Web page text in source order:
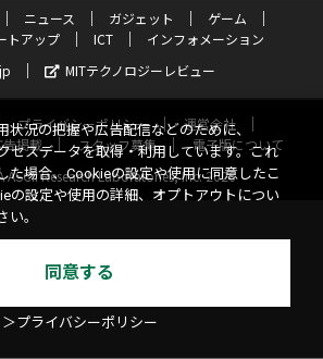
ニュース ガジェット
ゲーム
トアップ ICT
インフォメーション
MITテクノロジーレビュー
プライバシーポリシー
運営会社
掲載 スタッフ募集
電子版について
ASCII Research Laboratories, Inc. 2026
状況の把握や広告配信などのために、
セスデータを取得・利用しています。これ
た場合、Cookieの設定や使用に同意したこ
の設定や使用の詳細、オプトアウトについ
い。
同意する
＞プライバシーポリシー